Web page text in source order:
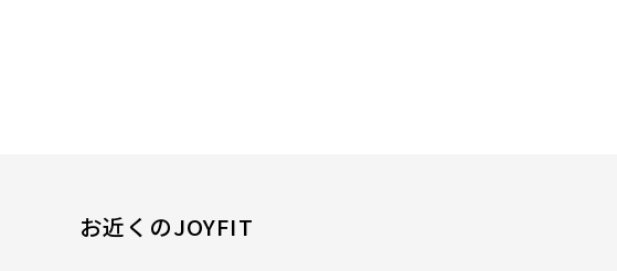
お近くのJOYFIT